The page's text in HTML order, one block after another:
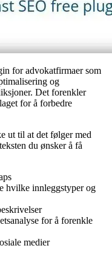
for advokatfirmaer som
og
Det forenkler
for å forbedre
ut til at det følger med
du ønsker å få
hvilke innleggstyper og
for å forenkle
medier